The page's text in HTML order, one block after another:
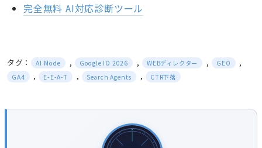
完全無料 AI対応診断ツール
タグ： AI Mode , Google IO 2026 , WEBディレクター , GEO ,
GA4 , E-E-A-T , Search Agents , CTR下落